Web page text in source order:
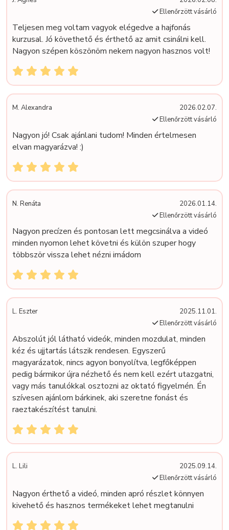
Ellenőrzött vásárló
Teljesen meg voltam vagyok elégedve a hajfonás
kurzusal. Jó követhető és érthető az amit csinálni kell.
Nagyon szépen köszönöm nekem nagyon hasznos volt!
2026.02.07.
M. Alexandra
Ellenőrzött vásárló
Nagyon jó! Csak ajánlani tudom! Minden értelmesen
elvan magyarázva! :)
2026.01.14.
N. Renáta
Ellenőrzött vásárló
Nagyon precízen és pontosan lett megcsinálva a videó
minden nyomon lehet követni és külön szuper hogy
többször vissza lehet nézni imádom
2025.11.01.
L. Eszter
Ellenőrzött vásárló
Abszolút jól látható videók, minden mozdulat, minden
kéz és ujjtartás látszik rendesen. Egyszerű
magyarázatok, nincs agyon bonyolítva, legfőképpen
pedig bármikor újra nézhető és nem kell ezért utazgatni,
vagy más tanulókkal osztozni az oktató figyelmén. Én
szívesen ajánlom bárkinek, aki szeretne fonást és
raeztakészítést tanulni.
2025.09.14.
L. Lili
Ellenőrzött vásárló
Nagyon érthető a videó, minden apró részlet könnyen
kivehető és hasznos termékeket lehet megtanulni